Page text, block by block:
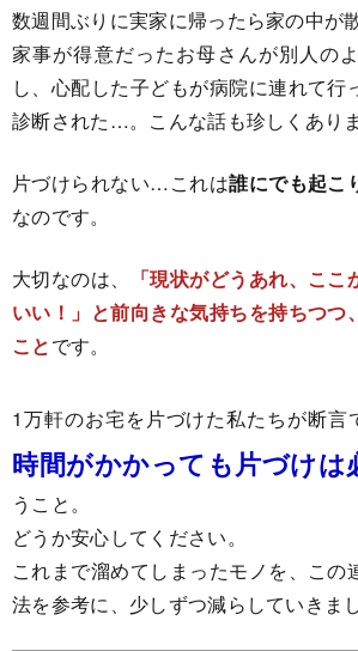
数週間ぶりに実家に帰ったら家の中が
家事が得意だったお母さんが別人の
し、心配した子どもが病院に連れて行
診断された…。こんな話も珍しくありま
片づけられない…これは誰にでも起こ
なのです。
大切なのは、
「現状がどうあれ、こ
いい！」と前向きな気持ちを持ちつつ
ことです。
1万軒のお宅を片づけた私たちが断言
時間がかかっても片づけは
うこと。
どうか安心してください。
これまで溜めてしまったモノを、この
法を参考に、少しずつ減らしていきまし